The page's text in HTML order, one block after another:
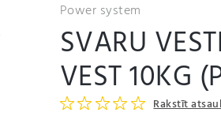
Power system
SVARU
VEST 10KG
Rakstīt